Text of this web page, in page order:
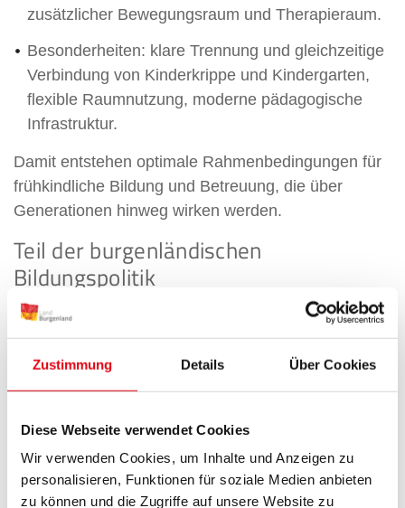
Zustimmung Details Über Cookies
Diese Webseite verwendet Cookies
Wir verwenden Cookies, um Inhalte und Anzeigen zu
personalisieren, Funktionen für soziale Medien anbieten
zu können und die Zugriffe auf unsere Website zu
zusätzlicher Bewegungsraum und Therapieraum.
Besonderheiten: klare Trennung und gleichzeitige
Verbindung von Kinderkrippe und Kindergarten,
flexible Raumnutzung, moderne pädagogische
Infrastruktur.
Damit entstehen optimale Rahmenbedingungen für
frühkindliche Bildung und Betreuung, die über
Generationen hinweg wirken werden.
Teil der burgenländischen
Bildungspolitik
Das Projekt fügt sich nahtlos in die Bildungspolitik
des Landes ein. Dazu zählen unter anderem
kostenlose Nachhilfestunden für Pflichtschüler,
zusätzliche Englischstunden an den Volksschulen,
Mittagessen und Schulausflügen. Ziel ist es, allen
Kindern gleiche Chancen auf bestmögliche Bildung
zu ermöglichen – unabhängig von der finanziellen